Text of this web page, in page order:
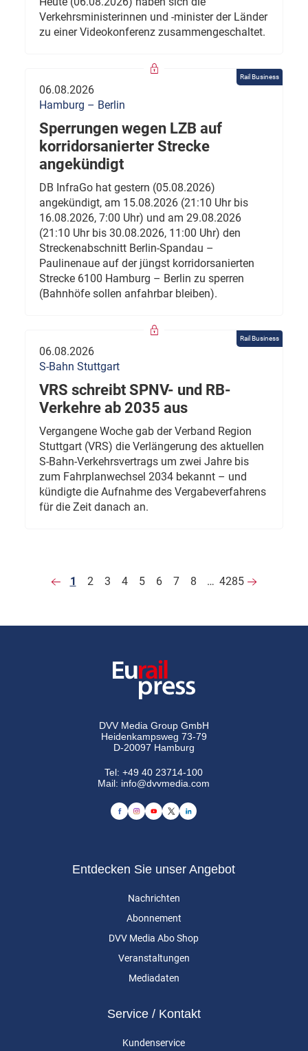
Verkehrsministerinnen und -minister der Länder
zu einer Videokonferenz zusammengeschaltet.
Rail Business
06.08.2026
Hamburg – Berlin
Sperrungen wegen LZB auf
korridorsanierter Strecke
angekündigt
DB InfraGo hat gestern (05.08.2026)
angekündigt, am 15.08.2026 (21:10 Uhr bis
16.08.2026, 7:00 Uhr) und am 29.08.2026
(21:10 Uhr bis 30.08.2026, 11:00 Uhr) den
Streckenabschnitt Berlin-Spandau –
Paulinenaue auf der jüngst korridorsanierten
Strecke 6100 Hamburg – Berlin zu sperren
(Bahnhöfe sollen anfahrbar bleiben).
Rail Business
06.08.2026
S-Bahn Stuttgart
VRS schreibt SPNV- und RB-
Verkehre ab 2035 aus
Vergangene Woche gab der Verband Region
Stuttgart (VRS) die Verlängerung des aktuellen
S-Bahn-Verkehrsvertrags um zwei Jahre bis
zum Fahrplanwechsel 2034 bekannt – und
kündigte die Aufnahme des Vergabeverfahrens
für die Zeit danach an.
1 2 3 4 5 6 7 8 … 4285
DVV Media Group GmbH
Heidenkampsweg 73-79
D-20097 Hamburg
Tel:+49 40 23714-100
Mail: info@dvvmedia.com
Entdecken Sie unser Angebot
Nachrichten
Abonnement
DVV Media Abo Shop
Veranstaltungen
Mediadaten
Service / Kontakt
Kundenservice